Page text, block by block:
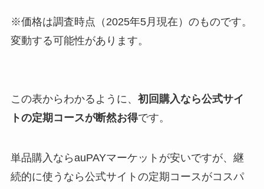
※価格は調査時点（2025年5月現在）のものです。
変動する可能性があります。
この表からわかるように、 初回購入なら公式サイ
トの定期コースが断然お得です。
単品購入ならauPAYマーケットが安いですが、継
続的に使うなら公式サイトの定期コースがコスパ